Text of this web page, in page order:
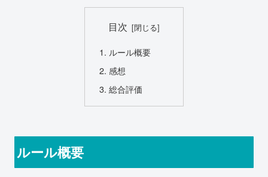
目次
ルール概要
感想
総合評価
ルール概要